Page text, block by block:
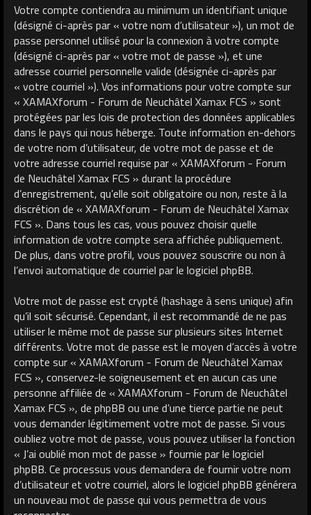
Votre compte contiendra au minimum un identifiant unique
(désigné ci-après par « votre nom d’utilisateur »), un mot de
passe personnel utilisé pour la connexion à votre compte
(désigné ci-après par « votre mot de passe »), et une
adresse courriel personnelle valide (désignée ci-après par
« votre courriel »). Vos informations pour votre compte sur
« XAMAXforum - Forum de Neuchâtel Xamax FCS » sont
protégées par les lois de protection des données applicables
dans le pays qui nous héberge. Toute information en-dehors
de votre nom d’utilisateur, de votre mot de passe et de
votre adresse courriel requise par « XAMAXforum - Forum
de Neuchâtel Xamax FCS » durant la procédure
d’enregistrement, qu’elle soit obligatoire ou non, reste à la
discrétion de « XAMAXforum - Forum de Neuchâtel Xamax
FCS ». Dans tous les cas, vous pouvez choisir quelle
information de votre compte sera affichée publiquement.
De plus, dans votre profil, vous pouvez souscrire ou non à
l’envoi automatique de courriel par le logiciel phpBB.
Votre mot de passe est crypté (hashage à sens unique) afin
qu’il soit sécurisé. Cependant, il est recommandé de ne pas
utiliser le même mot de passe sur plusieurs sites Internet
différents. Votre mot de passe est le moyen d’accès à votre
compte sur « XAMAXforum - Forum de Neuchâtel Xamax
FCS », conservez-le soigneusement et en aucun cas une
personne affiliée de « XAMAXforum - Forum de Neuchâtel
Xamax FCS », de phpBB ou une d’une tierce partie ne peut
vous demander légitimement votre mot de passe. Si vous
oubliez votre mot de passe, vous pouvez utiliser la fonction
« J’ai oublié mon mot de passe » fournie par le logiciel
phpBB. Ce processus vous demandera de fournir votre nom
d’utilisateur et votre courriel, alors le logiciel phpBB générera
un nouveau mot de passe qui vous permettra de vous